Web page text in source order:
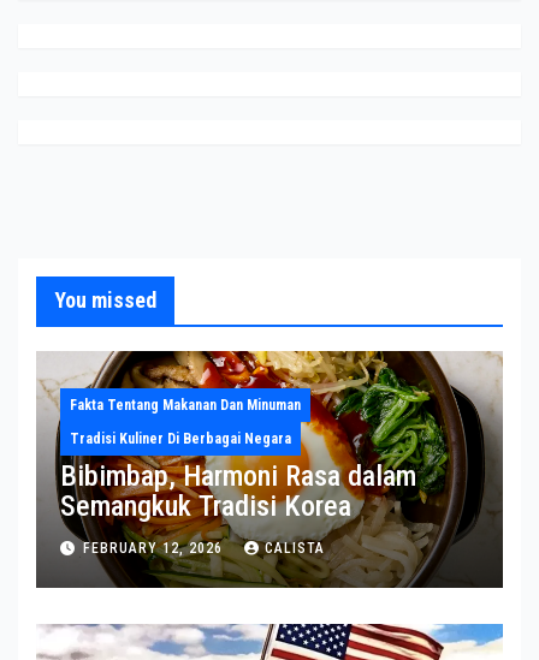
You missed
Fakta Tentang Makanan Dan Minuman
Tradisi Kuliner Di Berbagai Negara
Bibimbap, Harmoni Rasa dalam
Semangkuk Tradisi Korea
FEBRUARY 12, 2026 CALISTA